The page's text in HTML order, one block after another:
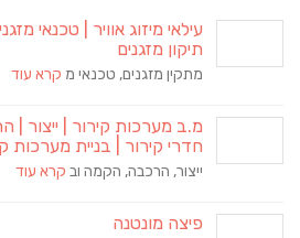
עילאי מיזוג אוויר | טכנאי
תיקון מזגנים
מתקין מזגנים, טכנאי מ קרא עוד
מ.ב מערכות קירור | ייצור |
חדרי קירור | בניית מערכות
ייצור, הרכבה, הקמה וב קרא עוד
פיצה מונטנה